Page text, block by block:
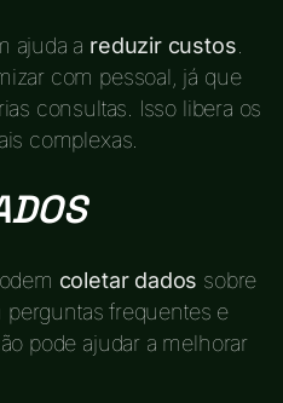
ajuda a reduzir custos
com pessoal, já que
consultas. Isso libera os
complexas.
coletar dados sobre
perguntas frequentes e
pode ajudar a melhorar